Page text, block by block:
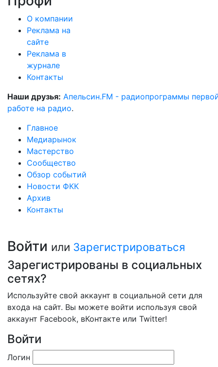
О компании
Реклама на
сайте
Реклама в
журнале
Контакты
Наши друзья: Апельсин.FM - радиопрограммы
работе на радио.
Главное
Медиарынок
Мастерство
Сообщество
Обзор событий
Новости ФКК
Архив
Контакты
Войти или Зарегистрироваться
Зарегистрированы в социальных
сетях?
Используйте свой аккаунт в социальной сети для
входа на сайт. Вы можете войти используя свой
аккаунт Facebook, вКонтакте или Twitter!
Войти
Логин